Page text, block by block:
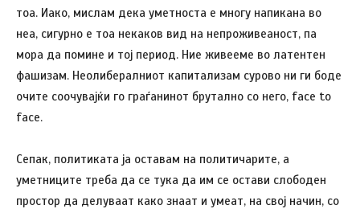
тоа. Иако, мислам дека уметноста е многу напикана во
неа, сигурно е тоа некаков вид на непроживеаност, па
мора да помине и тој период. Ние живееме во латентен
фашизам. Неолибералниот капитализам сурово ни ги боде
очите соочувајќи го граѓанинот брутално со него, face to
face.
Сепак, политиката ја оставам на политичарите, а
уметниците треба да се тука да им се остави слободен
простор да делуваат како знаат и умеат, на свој начин, со